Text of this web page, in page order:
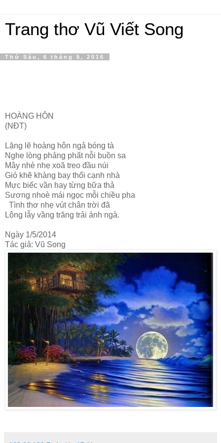
Trang thơ Vũ Viết Song
Thứ Sáu, 6 tháng 5, 2016
HOÀNG HÔN
(NĐT)
Lặng lẽ hoàng hôn ngả bóng tà
Nghe lòng phảng phất nỗi buồn sa
Mây nhè nhẹ xoã treo đầu núi
Gió khẽ khàng bay thổi cạnh nhà
Mực biếc vần hay từng bữa thả
Sương nhoè mái ngọc mỗi chiều pha
Tình thơ nhẹ vút chân trời đã
Lộng lẫy vầng trăng trải ánh ngà.
Ngày 1/5/2014
Tác giả: Vũ Song